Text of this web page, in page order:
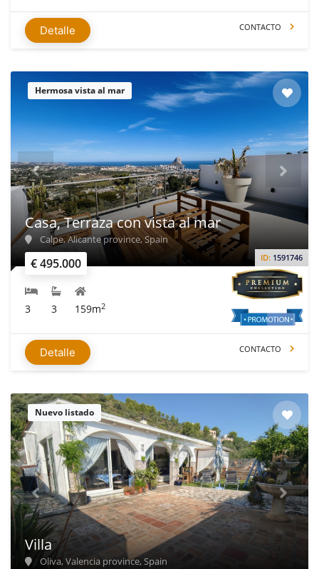
Detalle CONTACTO
Hermosa vista al mar
€ 495.000 ID: 1591746
Casa, Terraza con vista al mar
Calpe, Alicante province, Spain
3 3 159m2
Detalle CONTACTO
Nuevo listado
Villa
Oliva, Valencia province, Spain